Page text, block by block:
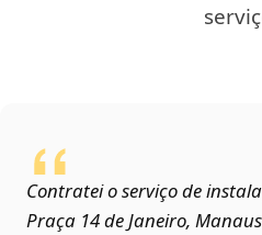
Contratei o serviço de
Praça 14 de Janeiro,